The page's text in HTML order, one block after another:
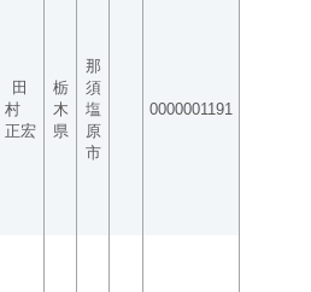
田
村
正宏
栃
木
県
那
須
塩
原
市
0000001191